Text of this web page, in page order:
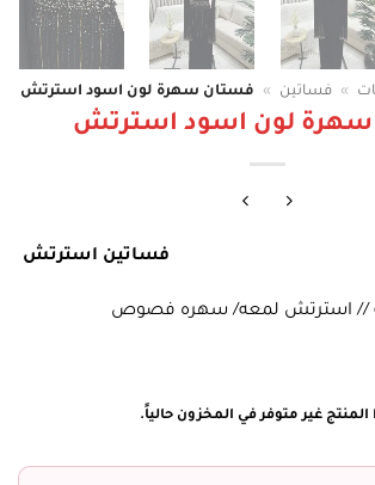
» فساتين » فستان سهرة لون اسود استرتش
لون اسود استرتش
فساتين استرتش
// استرتش لمعه/ سهره فصوص
المنتج غير متوفر في المخزون حالياً.